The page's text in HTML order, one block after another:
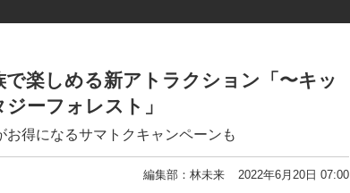
楽しめる新アトラクション「〜キッ
ーフォレスト」
得になるサマトクキャンペーンも
編集部：林未来 2022年6月20日 07:00